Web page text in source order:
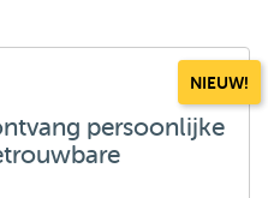
NIEUW!
persoonlijke